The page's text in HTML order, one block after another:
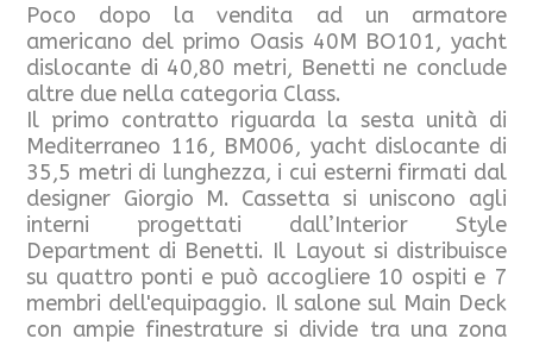
Poco dopo la vendita ad un armatore
americano del primo Oasis 40M BO101, yacht
dislocante di 40,80 metri, Benetti ne conclude
altre due nella categoria Class.
Il primo contratto riguarda la sesta unità di
Mediterraneo 116, BM006, yacht dislocante di
35,5 metri di lunghezza, i cui esterni firmati dal
designer Giorgio M. Cassetta si uniscono agli
interni progettati dall’Interior Style
Department di Benetti. Il Layout si distribuisce
su quattro ponti e può accogliere 10 ospiti e 7
membri dell'equipaggio. Il salone sul Main Deck
con ampie finestrature si divide tra una zona